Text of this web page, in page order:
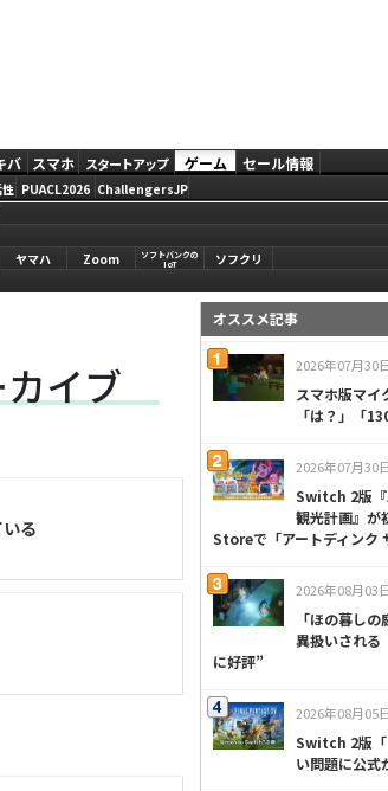
バ スマホ スタートアップ ゲーム セール情報
PUACL2026 ChallengersJP
ヤマハ Zoom
ソフトバンクの
IoT
ソフクリ
イブ
る
オススメ記事
2026年07月30
スマホ版マ
「は？」「
2026年07月30
Switch 2版『
観光計画』
Storeで「アートディンク
2026年08月03
「ほの暮し
異扱いされ
に好評”
2026年08月05
Switch 2版「
い問題に公式